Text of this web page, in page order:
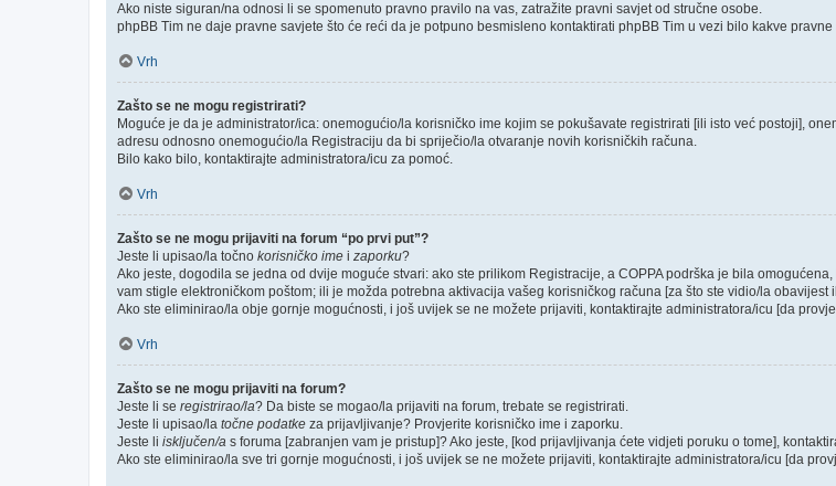
Ako niste siguran/na odnosi li se spomenuto pravno pravilo na vas, zatražite pravni savjet od stručne osobe.
phpBB Tim ne daje pravne savjete što će reći da je potpuno besmisleno kontaktirati phpBB Tim u vezi bilo kakve
Vrh
Zašto se ne mogu registrirati?
Moguće je da je administrator/ica: onemogućio/la korisničko ime kojim se pokušavate registrirati [ili isto već postoji],
adresu odnosno onemogućio/la Registraciju da bi spriječio/la otvaranje novih korisničkih računa.
Bilo kako bilo, kontaktirajte administratora/icu za pomoć.
Vrh
Zašto se ne mogu prijaviti na forum “po prvi put”?
Jeste li upisao/la točno korisničko ime i zaporku?
Ako jeste, dogodila se jedna od dvije moguće stvari: ako ste prilikom Registracije, a COPPA podrška je bila
vam stigle elektroničkom poštom; ili je možda potrebna aktivacija vašeg korisničkog računa [za što ste vidio/la
Ako ste eliminirao/la obje gornje mogućnosti, i još uvijek se ne možete prijaviti, kontaktirajte administratora/icu [da
Vrh
Zašto se ne mogu prijaviti na forum?
Jeste li se registrirao/la? Da biste se mogao/la prijaviti na forum, trebate se registrirati.
Jeste li upisao/la točne podatke za prijavljivanje? Provjerite korisničko ime i zaporku.
Jeste li isključen/a s foruma [zabranjen vam je pristup]? Ako jeste, [kod prijavljivanja ćete vidjeti poruku o tome],
Ako ste eliminirao/la sve tri gornje mogućnosti, i još uvijek se ne možete prijaviti, kontaktirajte administratora/icu [da